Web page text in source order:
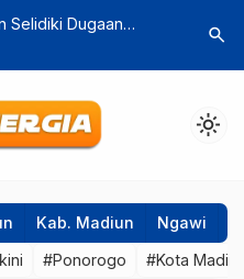
Selidiki Dugaan
Epidemiologi
Jemaah
search
light_mode
Kab. Madiun Ngawi
#Ponorogo #Kota